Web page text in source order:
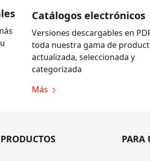
Catálogos electrónicos
Versiones descargables en
toda nuestra gama de
actualizada, seleccionada y
categorizada
Más
PRODUCTOS PARA